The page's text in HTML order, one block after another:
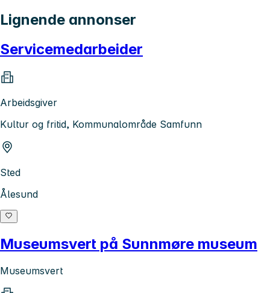
Lignende annonser
Servicemedarbeider
Arbeidsgiver
Kultur og fritid, Kommunalområde Samfunn
Sted
Ålesund
Museumsvert på Sunnmøre museum
Museumsvert